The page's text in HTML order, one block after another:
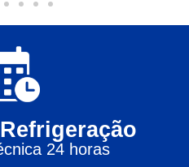
24 horas